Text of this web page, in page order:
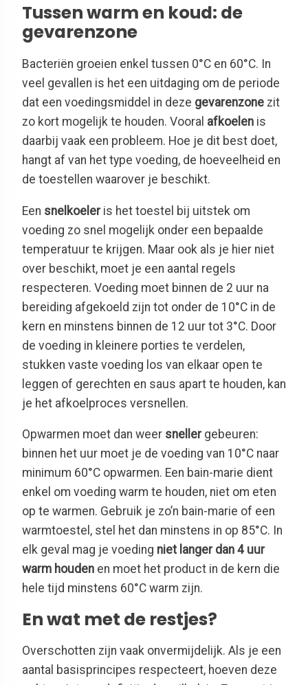
Tussen warm en koud: de
gevarenzone
Bacteriën groeien enkel tussen 0°C en 60°C. In
veel gevallen is het een uitdaging om de periode
dat een voedingsmiddel in deze gevarenzone zit
zo kort mogelijk te houden. Vooral afkoelen is
daarbij vaak een probleem. Hoe je dit best doet,
hangt af van het type voeding, de hoeveelheid en
de toestellen waarover je beschikt.
Een snelkoeleris het toestel bij uitstek om
voeding zo snel mogelijk onder een bepaalde
temperatuur te krijgen. Maar ook als je hier niet
over beschikt, moet je een aantal regels
respecteren. Voeding moet binnen de 2 uur na
bereiding afgekoeld zijn tot onder de 10°C in de
kern en minstens binnen de 12 uur tot 3°C. Door
de voeding in kleinere porties te verdelen,
stukken vaste voeding los van elkaar open te
leggen of gerechten en saus apart te houden, kan
je het afkoelproces versnellen.
Opwarmen moet dan weer snellergebeuren:
binnen het uur moet je de voeding van 10°C naar
minimum 60°C opwarmen. Een bain-marie dient
enkel om voeding warm te houden, niet om eten
op te warmen. Gebruik je zo’n bain-marie of een
warmtoestel, stel het dan minstens in op 85°C. In
elk geval mag je voeding niet langer dan 4 uur
warm houden en moet het product in de kern die
hele tijd minstens 60°C warm zijn.
En wat met de restjes?
Overschotten zijn vaak onvermijdelijk. Als je een
aantal basisprincipes respecteert, hoeven deze